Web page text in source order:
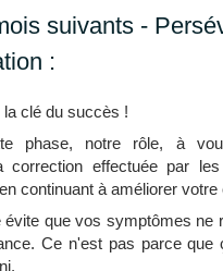
suivants -
:
la clé du succès !
phase, notre rôle, à
correction effectuée par
continuant à améliorer votre
évite que vos symptômes ne
Ce n'est pas parce que